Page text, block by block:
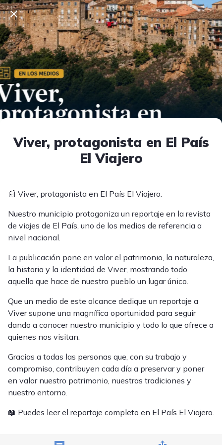
Viver, protagonista en El País
El Viajero
📰 Viver, protagonista en El País El Viajero.
Nuestro municipio protagoniza un reportaje en la revista
de viajes de El País, uno de los medios de referencia a
nivel nacional.
La publicación pone en valor el patrimonio, la naturaleza,
la historia y la identidad de Viver, mostrando todo
aquello que hace de nuestro pueblo un lugar único.
Que un medio de este alcance dedique un reportaje a
Viver supone una magnífica oportunidad para seguir
dando a conocer nuestro municipio y todo lo que ofrece a
quienes nos visitan.
Gracias a todas las personas que, con su trabajo y
compromiso, contribuyen cada día a preservar y poner
en valor nuestro patrimonio, nuestras tradiciones y
nuestro entorno.
📖 Puedes leer el reportaje completo en El País El Viajero.